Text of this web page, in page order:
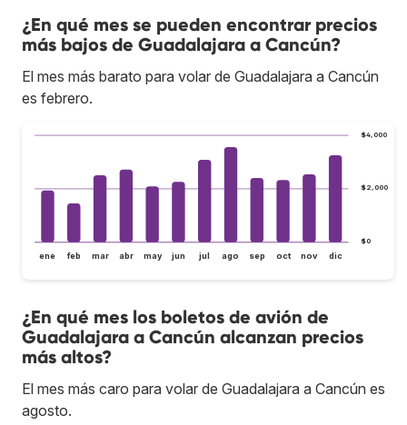
¿En qué mes se pueden encontrar precios
más bajos de Guadalajara a Cancún?
El mes más barato para volar de Guadalajara a Cancún
es febrero.
$0
$2,000
$4,000
ene feb mar abr may jun jul ago sep oct nov dic
¿En qué mes los boletos de avión de
Guadalajara a Cancún alcanzan precios
más altos?
El mes más caro para volar de Guadalajara a Cancún es
agosto.